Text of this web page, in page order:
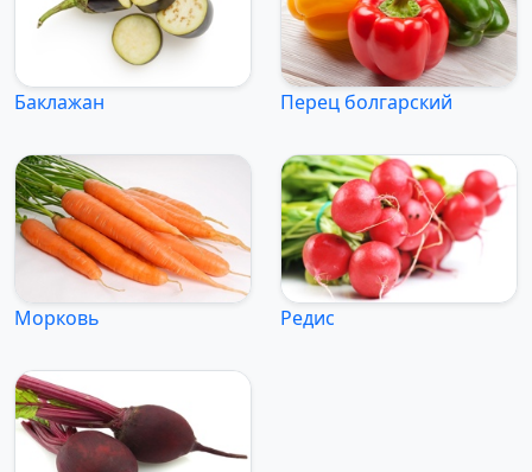
Баклажан Перец болгарский
Морковь Редис